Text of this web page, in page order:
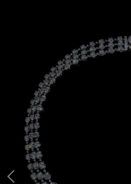
最後の製品 - スライドショー 1